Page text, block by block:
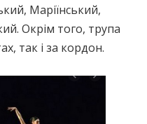
Маріїнський,
Окрім того, трупа
так і за кордон.